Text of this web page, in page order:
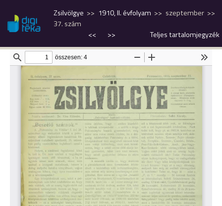
Zsilvölgye 1910, II. évfolyam
szeptember
37. szám
<<
>> Teljes tartalomjegyzék